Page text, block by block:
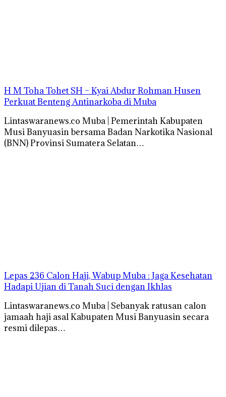
H M Toha Tohet SH – Kyai Abdur Rohman Husen
Perkuat Benteng Antinarkoba di Muba
Lintaswaranews.co Muba | Pemerintah Kabupaten
Musi Banyuasin bersama Badan Narkotika Nasional
(BNN) Provinsi Sumatera Selatan…
Lepas 236 Calon Haji, Wabup Muba : Jaga Kesehatan
Hadapi Ujian di Tanah Suci dengan Ikhlas
Lintaswaranews.co Muba | Sebanyak ratusan calon
jamaah haji asal Kabupaten Musi Banyuasin secara
resmi dilepas…